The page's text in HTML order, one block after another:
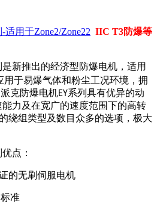
用于Zone2/Zone22 IIC T3防爆等
新推出的经济型防爆电机，适用
用于易爆气体和粉尘工况环境，拥
克防爆电机EY系列具有优异的动
能力及在宽广的速度范围下的高转
绕组类型及数目众多的选项，极大
优点 ：
的无刷伺服电机
准